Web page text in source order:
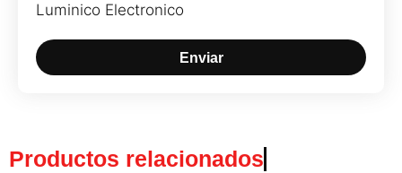
Luminico Electronico
Enviar
Productos relacionados